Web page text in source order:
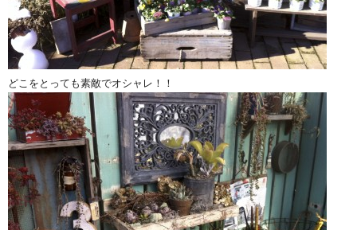
どこをとっても素敵でオシャレ！！